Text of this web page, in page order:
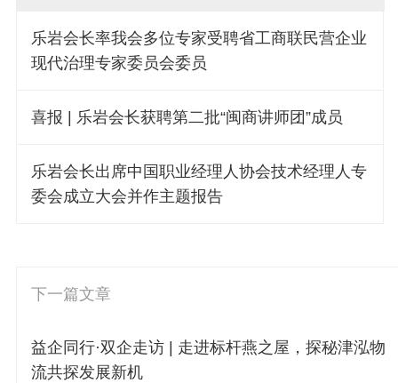
乐岩会长率我会多位专家受聘省工商联民营企业
现代治理专家委员会委员
喜报 | 乐岩会长获聘第二批“闽商讲师团”成员
乐岩会长出席中国职业经理人协会技术经理人专
委会成立大会并作主题报告
下一篇文章
益企同行·双企走访 | 走进标杆燕之屋，探秘津泓物
流共探发展新机